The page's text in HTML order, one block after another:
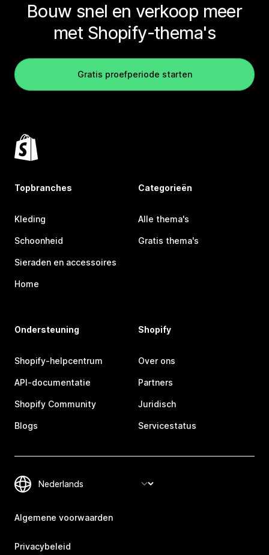
Bouw snel en verkoop meer
met Shopify-thema's
Gratis proefperiode starten
Topbranches
Kleding
Schoonheid
Sieraden en accessoires
Home
Categorieën
Alle thema's
Gratis thema's
Ondersteuning
Shopify-helpcentrum
API-documentatie
Shopify Community
Blogs
Shopify
Over ons
Partners
Juridisch
Servicestatus
Algemene voorwaarden
Privacybeleid